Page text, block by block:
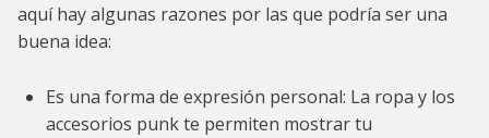
aquí hay algunas razones por las que podría ser una
buena idea:
Es una forma de expresión personal: La ropa y los
accesorios punk te permiten mostrar tu